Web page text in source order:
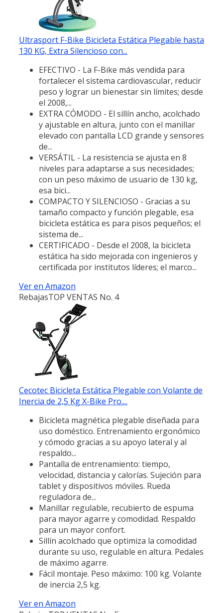
Ultrasport F-Bike Bicicleta Estática Plegable hasta
130 KG, Extra Silencioso con...
EFECTIVO - La F-Bike más vendida para
fortalecer el sistema cardiovascular, reducir
peso y lograr un bienestar sin límites; desde
el 2008,...
EXTRA CÓMODO - El sillín ancho, acolchado
y ajustable en altura, junto con el manillar
elevado con pantalla LCD grande y sensores
de...
VERSÁTIL - La resistencia se ajusta en 8
niveles para adaptarse a sus necesidades;
con un peso máximo de usuario de 130 kg,
esa bici...
COMPACTO Y SILENCIOSO - Gracias a su
tamaño compacto y función plegable, esa
bicicleta estática es para pisos pequeños; el
sistema de...
CERTIFICADO - Desde el 2008, la bicicleta
estática ha sido mejorada con ingenieros y
certificada por institutos líderes; el marco...
Ver en Amazon
RebajasTOP VENTAS No. 4
Cecotec Bicicleta Estática Plegable con Volante de
Inercia de 2,5 Kg X-Bike Pro....
Bicicleta magnética plegable diseñada para
uso doméstico. Entrenamiento ergonómico
y cómodo gracias a su apoyo lateral y al
respaldo...
Pantalla de entrenamiento: tiempo,
velocidad, distancia y calorías. Sujeción para
tablet y dispositivos móviles. Rueda
reguladora de...
Manillar regulable, recubierto de espuma
para mayor agarre y comodidad. Respaldo
para un mayor confort.
Sillín acolchado que optimiza la comodidad
durante su uso, regulable en altura. Pedales
de máximo agarre.
Fácil montaje. Peso máximo: 100 kg. Volante
de inercia 2,5 kg.
Ver en Amazon